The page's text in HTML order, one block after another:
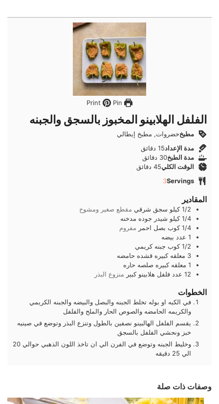
Pin
الفلفل الهلابينو المخبوز بالسجق والجبنه
مطبخخضروات, مطبخ إيطالي
مدة الإعداد15دقائق
دقائق
مدة الطبخ30 دقائق
دقائق
الوقت الكلي45دقائق
دقائق
Servings
3
المقادير
1/2 كيلو سجق شرقي مقطع صغير ومشوح
1/4 كيلو شيدر جوده مدخنه
1/4 كوب بصل احمر مفروم
1 عدد بيضه
1/2 كوب جبنه كريمي
3 معلقه كبيره قشده حامضه
1 معلقه كبيره صلصه حاره
12 عدد فلفل هلابينو كبير منزوع البذر
الخطوات
في الكبه او بوله تخلط الجبنه والبصل والبيضه والجبنه الكريمي
والكريمه الحامضه والصوص الحار والملح والفلفل
يقسم الفلفل الهالبينو نصفين بالطول وتنزع البذر وتوضع في صينيه
خبز ونحشي الفلفل بالسجق
وخليط الجبنه وتوضع في الفرن الي ان تاخذ اللون الذهبي حوالي 20
الي 25 دقيقه
وصفات ذات صلة